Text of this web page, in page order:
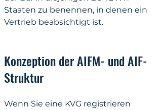
Staaten zu benennen, in denen ein
Vertrieb beabsichtigt ist.
Konzeption der AIFM- und AIF-
Struktur
Wenn Sie eine KVG registrieren